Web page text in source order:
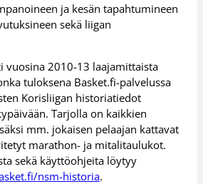
ja kesän tapahtumineen
sekä liigan
vuosina 2010-13 laajamittaista
tuloksena Basket.fi-palvelussa
Korisliigan historiatiedot
Tarjolla on kaikkien
mm. jokaisen pelaajan kattavat
marathon- ja mitalitaulukot.
sekä käyttöohjeita löytyy
nsm-historia.